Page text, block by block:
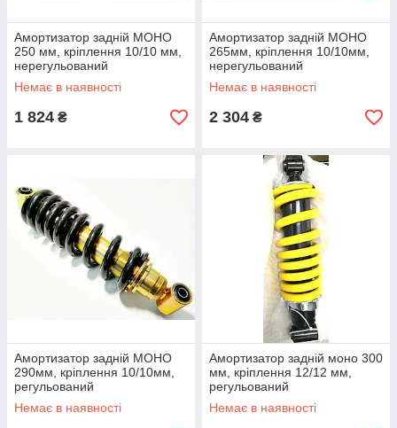
Амортизатор задній МОНО
250 мм, кріплення 10/10 мм,
нерегульований
Немає в наявності
1 824 ₴
Амортизатор задній МОНО
265мм, кріплення 10/10мм,
нерегульований
Немає в наявності
2 304 ₴
Амортизатор задній МОНО
290мм, кріплення 10/10мм,
регульований
Немає в наявності
Амортизатор задній моно 300
мм, кріплення 12/12 мм,
регульований
Немає в наявності